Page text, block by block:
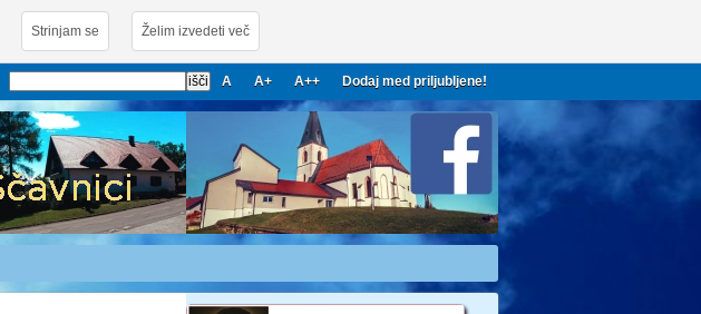
Strinjam se Želim izvedeti več
A A+ A++ Dodaj med priljubljene!